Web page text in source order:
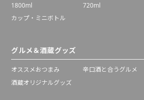
1800ml 720ml
カップ・ミニボトル
グルメ＆酒蔵グッズ
オススメおつまみ 辛口酒と合うグルメ
酒蔵オリジナルグッズ